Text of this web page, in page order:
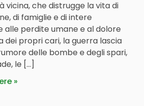
vicina, che distrugge la vita di
di famiglie e di intere
alle perdite umane e al dolore
dei propri cari, la guerra lascia
delle bombe e degli spari,
le […]